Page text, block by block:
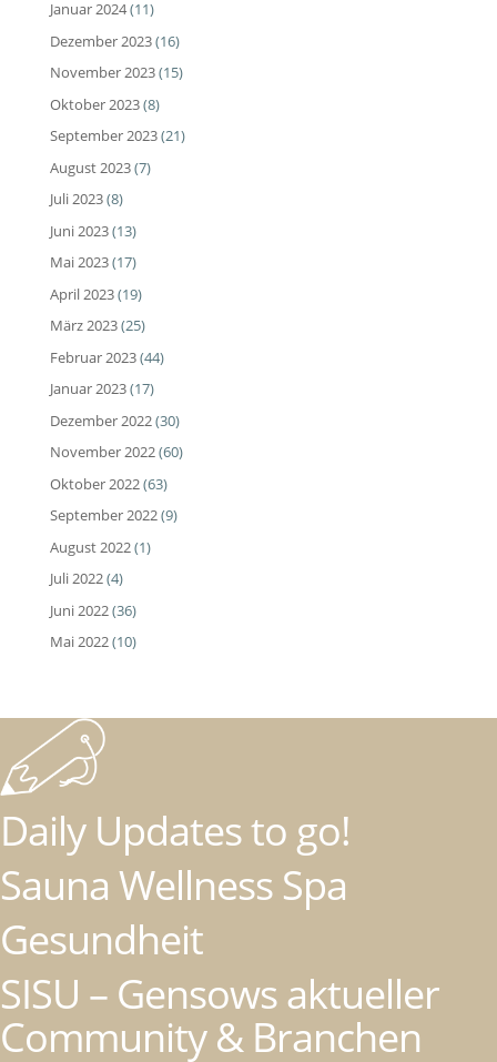
Januar 2024(11)
Dezember 2023(16)
November 2023(15)
Oktober 2023(8)
September 2023(21)
August 2023(7)
Juli 2023(8)
Juni 2023(13)
Mai 2023(17)
April 2023(19)
März 2023(25)
Februar 2023(44)
Januar 2023(17)
Dezember 2022(30)
November 2022(60)
Oktober 2022(63)
September 2022(9)
August 2022(1)
Juli 2022(4)
Juni 2022(36)
Mai 2022(10)
Daily Updates to go!
Sauna Wellness Spa
Gesundheit
SISU – Gensows aktueller
Community & Branchen